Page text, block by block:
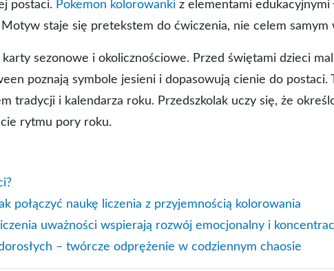
postaci. Pokemon kolorowanki z elementami edukacyjnymi
staje się pretekstem do ćwiczenia, nie celem samym
sezonowe i okolicznościowe. Przed świętami dzieci
poznają symbole jesieni i dopasowują cienie do postaci.
tradycji i kalendarza roku. Przedszkolak uczy się, że
rytmu pory roku.
połączyć naukę liczenia z przyjemnością kolorowania
uważności wspierają rozwój emocjonalny i
– twórcze odprężenie w codziennym chaosie